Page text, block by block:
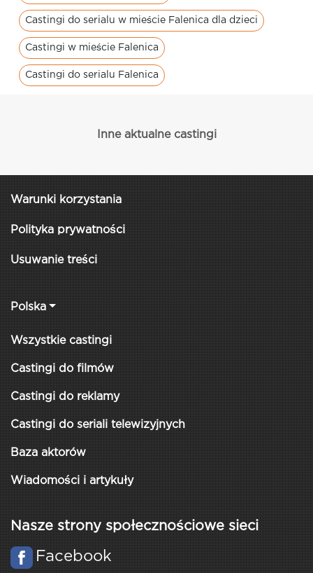
Castingi do serialu w mieście Falenica dla dzieci
Castingi w mieście Falenica
Castingi do serialu Falenica
Inne aktualne castingi
Warunki korzystania
Polityka prywatności
Usuwanie treści
Polska
Wszystkie castingi
Castingi do filmów
Castingi do reklamy
Castingi do seriali telewizyjnych
Baza aktorów
Wiadomości i artykuły
Nasze strony społecznościowe sieci
Facebook